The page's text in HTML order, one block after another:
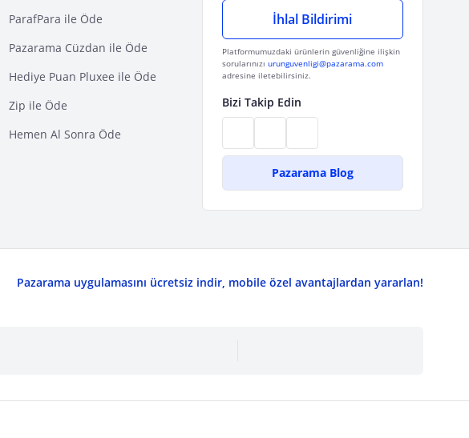
ParafPara ile Öde
Pazarama Cüzdan ile Öde
Hediye Puan Pluxee ile Öde
Zip ile Öde
Hemen Al Sonra Öde
İhlal Bildirimi
Platformumuzdaki ürünlerin güvenliğine ilişkin
sorularınızı urunguvenligi@pazarama.com
adresine iletebilirsiniz.
Bizi Takip Edin
Pazarama Blog
Pazarama uygulamasını ücretsiz indir, mobile özel avantajlardan yararlan!